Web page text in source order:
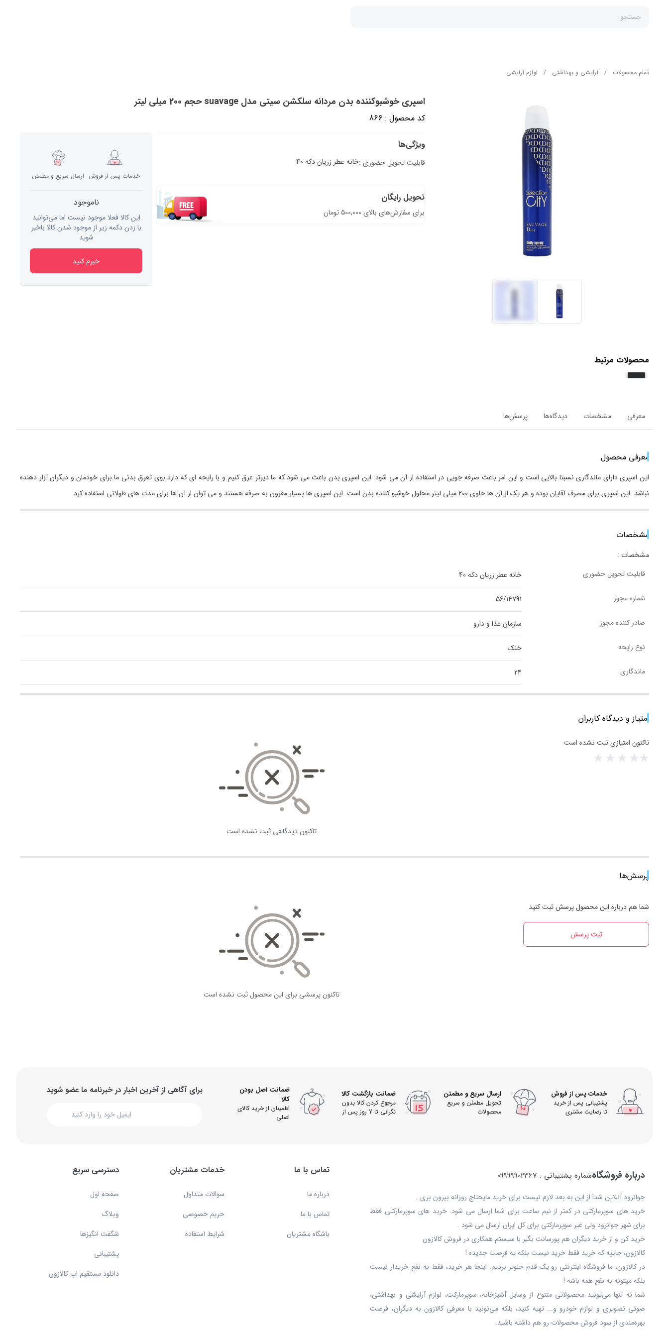
جستجو
تمام محصولات / آرایشی و بهداشتی / لوازم آرایشی
اسپری خوشبوکننده بدن مردانه سلکشن سیتی مدل suavage حجم 200 میلی لیتر
کد محصول : 866
ویژگی‌ها
قابلیت تحویل حضوری :خانه عطر زریان دکه 40
تحویل رایگان
برای سفارش‌های بالای 500,000 تومان
خدمات پس از فروش ارسال سریع و مطمئن
ناموجود
این کالا فعلا موجود نیست اما می‌توانید
با زدن دکمه زیر از موجود شدن کالا باخبر
شوید
خبرم کنید
محصولات مرتبط
معرفی مشخصات دیدگاه‌ها پرسش‌ها
معرفی محصول
این اسپری دارای ماندگاری نسبتا بالایی است و این امر باعث صرفه جویی در استفاده از آن می شود. این اسپری بدن باعث می شود که ما دیرتر عرق کنیم و با رایحه ای که دارد بوی تعرق بدنی ما برای خودمان و دیگران آزار دهنده
نباشد. این اسپری برای مصرف آقایان بوده و هر یک از آن ها حاوی 200 میلی لیتر محلول خوشبو کننده بدن است. این اسپری ها بسیار مقرون به صرفه هستند و می توان از آن ها برای مدت های طولانی استفاده کرد.
مشخصات
مشخصات :
قابلیت تحویل حضوری
خانه عطر زریان دکه 40
شماره مجوز 56/14791
صادر کننده مجوز سازمان غذا و دارو
نوع رایحه خنک
ماندگاری 24
امتیاز و دیدگاه کاربران
تاکنون امتیازی ثبت نشده است
تاکنون دیدگاهی ثبت نشده است
پرسش‌ها
شما هم درباره این محصول پرسش ثبت کنید
ثبت پرسش
تاکنون پرسشی برای این محصول ثبت نشده است
خدمات پس از فروش
پشتیبانی پس از خرید
تا رضایت مشتری
ارسال سریع و مطمئن
تحویل مطمئن و سریع
محصولات
ضمانت بازگشت کالا
مرجوع کردن کالا بدون
نگرانی تا 7 روز پس از
ضمانت اصل بودن
کالا
اطمینان از خرید کالای
اصلی
برای آگاهی از آخرین اخبار در خبرنامه ما عضو شوید
درباره فروشگاهشماره پشتیبانی : 09999902367
جوانرود آنلاین شد! از این به بعد لازم نیست برای خرید مایحتاج روزانه بیرون بری…
خرید های سوپرمارکتی در کمتر از نیم ساعت برای شما ارسال می شود. خرید های سوپرمارکتی فقط
برای شهر جوانرود ولی غیر سوپرمارکتی برای کل ایران ارسال می شود .
خرید کن و از خرید دیگران هم پورسانت بگیر با سیستم همکاری در فروش کالازون
کالازون، جاییه که خرید فقط خرید نیست بلکه یه فرصت جدیده !
در کالازون، ما فروشگاه اینترنتی رو یک قدم جلوتر بردیم. اینجا هر خرید، فقط به نفع خریدار نیست
بلکه میتونه به نفع همه باشه !
شما نه‌ تنها می‌تونید محصولاتی متنوع از وسایل آشپزخانه، سوپرمارکت، لوازم آرایشی و بهداشتی،
صوتی تصویری و لوازم خودرو و... تهیه کنید، بلکه می‌تونید با معرفی کالازون به دیگران، فرصت
بهره‌مندی از سود فروش محصولات رو هم داشته باشید.
تماس با ما
درباره ما
تماس با ما
باشگاه مشتریان
خدمات مشتریان
سوالات متداول
حریم خصوصی
شرایط استفاده
دسترسی سریع
صفحه اول
وبلاگ
شگفت انگیزها
پشتیبانی
دانلود مستقیم اپ کالازون